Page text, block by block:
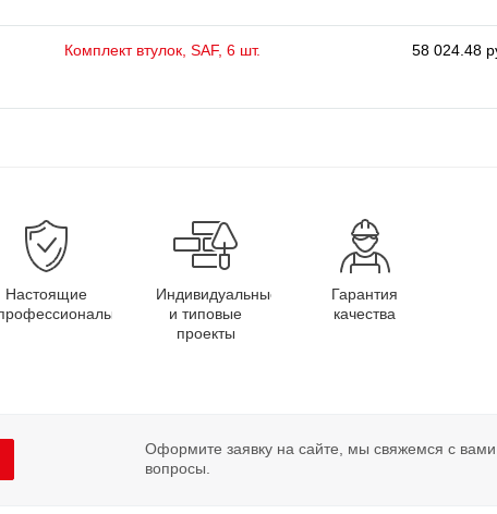
Комплект втулок, SAF, 6 шт. 58 024.48
Настоящие
Индивидуальные
и типовые
проекты
Гарантия
качества
Оформите заявку на сайте, мы свяжемся с
вопросы.